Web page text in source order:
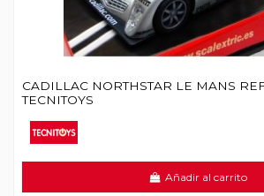
CADILLAC NORTHSTAR LE MANS
TECNITOYS
Añadir al carrito